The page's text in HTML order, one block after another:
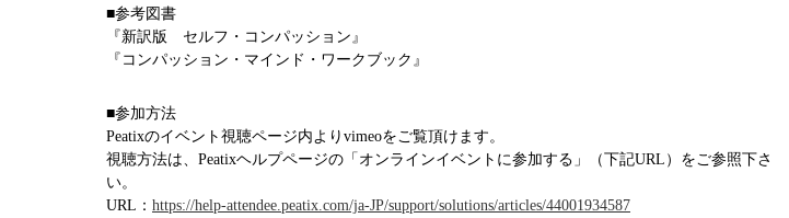
■参考図書
『新訳版 セルフ・コンパッション』
『コンパッション・マインド・ワークブック』
■参加方法
Peatixのイベント視聴ページ内よりvimeoをご覧頂けます。
視聴方法は、Peatixヘルプページの「オンラインイベントに参加する」（下記URL）をご参照下さ
い。
URL： https://help-attendee.peatix.com/ja-JP/support/solutions/articles/44001934587